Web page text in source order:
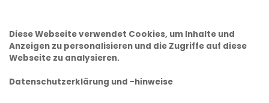
Diese Webseite verwendet Cookies, um Inhalte und
Anzeigen zu personalisieren und die Zugriffe auf diese
Webseite zu analysieren.
Datenschutzerklärung und -hinweise